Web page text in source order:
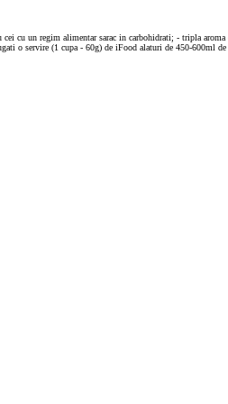
cu un regim alimentar sarac in carbohidrati; - tripla
o servire (1 cupa - 60g) de iFood alaturi de 450-600ml de